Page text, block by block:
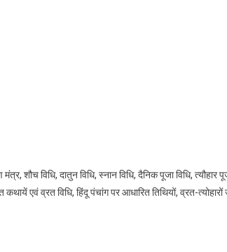
शौच विधि, दातुन विधि, स्नान विधि, दैनिक पूजा विधि, त्यौहार
कथायें एवं व्रत विधि, हिंदू पंचांग पर आधारित तिथियों, व्रत-